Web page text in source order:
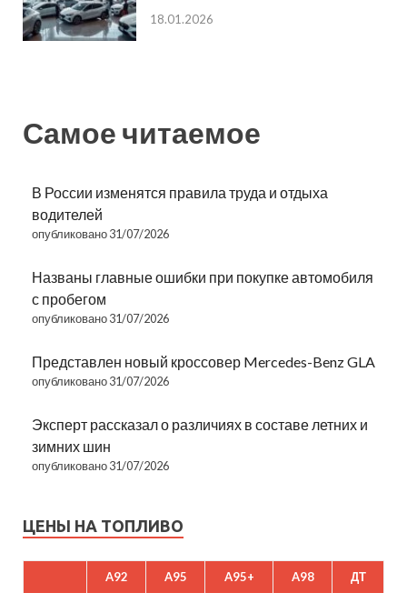
18.01.2026
Самое читаемое
В России изменятся правила труда и отдыха
водителей
опубликовано 31/07/2026
Названы главные ошибки при покупке автомобиля
с пробегом
опубликовано 31/07/2026
Представлен новый кроссовер Mercedes-Benz GLA
опубликовано 31/07/2026
Эксперт рассказал о различиях в составе летних и
зимних шин
опубликовано 31/07/2026
ЦЕНЫ НА ТОПЛИВО
A92 A95 A95+ A98 ДТ